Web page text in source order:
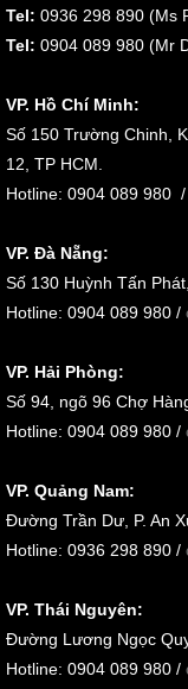
Tel: 0936 298 890 (Ms
Tel: 0904 089 980 (Mr
VP. Hồ Chí Minh:
Số 150 Trường Chinh,
12, TP HCM.
Hotline: 0904 089 980 /
VP. Đà Nẵng:
Số 130 Huỳnh Tấn
Hotline: 0904 089 980 /
VP. Hải Phòng:
Số 94, ngõ 96 Chợ
Hotline: 0904 089 980 /
VP. Quảng Nam:
Đường Trần Dư, P. An
Hotline: 0936 298 890 /
VP. Thái Nguyên:
Đường Lương Ngọc
Hotline: 0904 089 980 /